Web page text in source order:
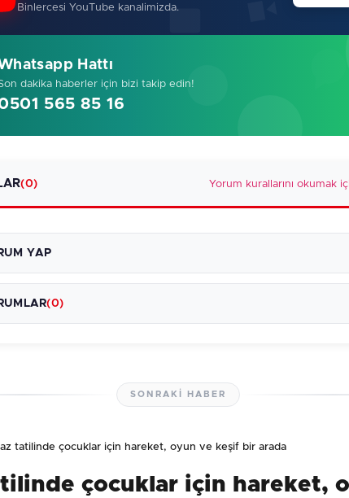
Binlercesi YouTube kanalimizda.
Hattı
dakika haberler için bizi takip edin!
565 85 16
(0) Yorum kurallarını okumak
YAP
Sorusu: 2 + 9 = ? Gönder
(0)
SONRAKI HABER
tatilinde çocuklar için hareket, oyun ve keşif bir arada
çocuklar için hareket,